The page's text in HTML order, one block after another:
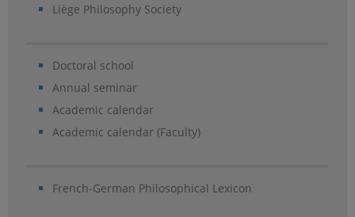
Liège Philosophy Society
Doctoral school
Annual seminar
Academic calendar
Academic calendar (Faculty)
French-German Philosophical Lexicon